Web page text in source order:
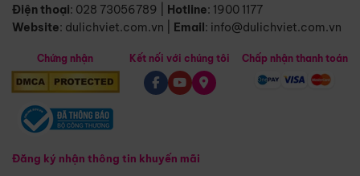
Điện thoại: 028 73056789 Hotline: 1900 1177
Website: dulichviet.com.vn Email: info@dulichviet.com.vn
Chứng nhận
Đăng ký nhận thông tin khuyến mãi
Kết nối với chúng tôi Chấp nhận thanh toán